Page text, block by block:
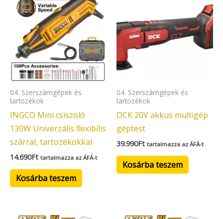
04. Szerszámgépek és
tartozékok
INGCO Mini csiszoló
130W Univerzális flexibilis
szárral, tartozékokkal
14.690Ft tartalmazza az ÁFÁ-t
Kosárba teszem
04. Szerszámgépek és
tartozékok
DCK 20V akkus multigép
géptest
39.990Ft tartalmazza az ÁFÁ-t
Kosárba teszem